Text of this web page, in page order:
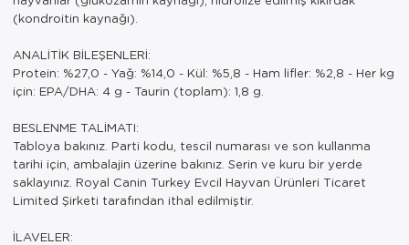
(kondroitin kaynağı).
ANALİTİK BİLEŞENLERİ:
Protein: %27,0 - Yağ: %14,0 - Kül: %5,8 - Ham lifler: %2,8 - Her kg
için: EPA/DHA: 4 g - Taurin (toplam): 1,8 g.
BESLENME TALİMATI:
Tabloya bakınız. Parti kodu, tescil numarası ve son kullanma
tarihi için, ambalajin üzerine bakınız. Serin ve kuru bir yerde
saklayınız. Royal Canin Turkey Evcil Hayvan Ürünleri Ticaret
Limited Şirketi tarafından ithal edilmiştir.
İLAVELER: